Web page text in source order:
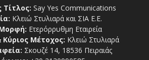
Τίτλος: Say Yes Communications
Κλειώ Στυλιαρά και ΣΙΑ Ε.Ε.
Ετερόρρυθμη Εταιρεία
Κύριος Μέτοχος: Κλειώ Στυλιαρά
Σκουζέ 14, 18536 Πειραιάς